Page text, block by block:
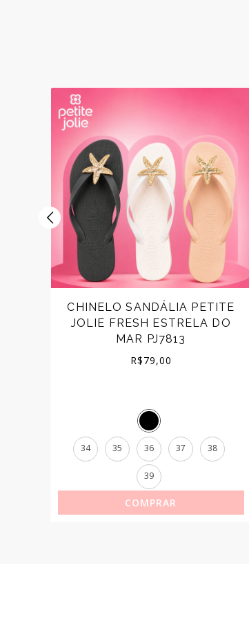
CHINELO SANDÁLIA PETITE
JOLIE FRESH ESTRELA DO
MAR PJ7813
R$79,00
34 35 36 37 38
39
COMPRAR